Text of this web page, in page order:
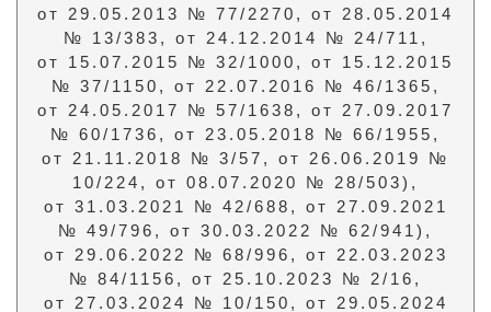
от 29.05.2013 № 77/2270, от 28.05.2014
№ 13/383, от 24.12.2014 № 24/711,
от 15.07.2015 № 32/1000, от 15.12.2015
№ 37/1150, от 22.07.2016 № 46/1365,
от 24.05.2017 № 57/1638, от 27.09.2017
№ 60/1736, от 23.05.2018 № 66/1955,
от 21.11.2018 № 3/57, от 26.06.2019 №
10/224, от 08.07.2020 № 28/503),
от 31.03.2021 № 42/688, от 27.09.2021
№ 49/796, от 30.03.2022 № 62/941),
от 29.06.2022 № 68/996, от 22.03.2023
№ 84/1156, от 25.10.2023 № 2/16,
от 27.03.2024 № 10/150, от 29.05.2024